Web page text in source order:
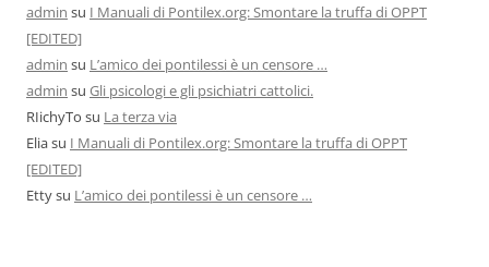
admin su I Manuali di Pontilex.org: Smontare la truffa di OPPT
[EDITED]
admin su L’amico dei pontilessi è un censore …
admin su Gli psicologi e gli psichiatri cattolici.
RIichyTo su La terza via
Eliasu I Manuali di Pontilex.org: Smontare la truffa di OPPT
[EDITED]
Ettysu L’amico dei pontilessi è un censore …